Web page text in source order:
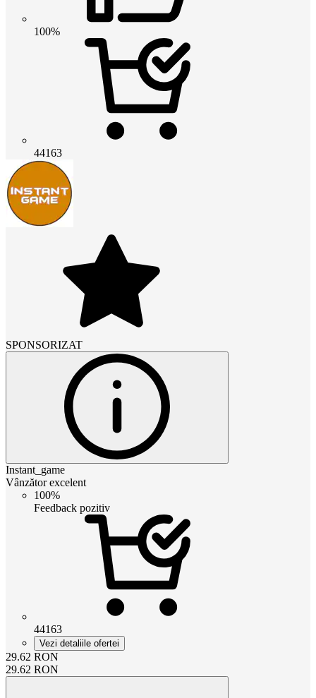
100%
44163
SPONSORIZAT
Instant_game
Vânzător excelent
100%
Feedback pozitiv
44163
Vezi detaliile ofertei
29.62 RON
29.62 RON